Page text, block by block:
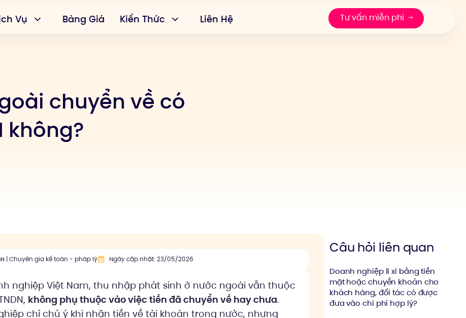
Vụ Bảng Giá Kiến Thức Liên Hệ Tư vấn miễn phí
chuyển về có
không?
| Chuyên gia kế toán - pháp lý Ngày cập nhật: 23/05/2026
nghiệp Việt Nam, thu nhập phát sinh ở nước ngoài vẫn thuộc
không phụ thuộc vào việc tiền đã chuyển về hay chưa.
chỉ chú ý khi nhận tiền về tài khoản trong nước, nhưng
Câu hỏi liên quan
Doanh nghiệp lì xì bằng tiền
mặt hoặc chuyển khoản cho
khách hàng, đối tác có được
đưa vào chi phí hợp lý?